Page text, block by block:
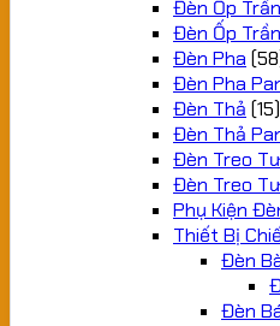
Đèn Ốp Trần
Đèn Ốp
Đèn Pha
Đèn Pha
Đèn Thả (15)
Đèn Thả
Đèn Treo
Đèn Treo
Phụ Kiện
Thiết Bị
Đèn
Đèn